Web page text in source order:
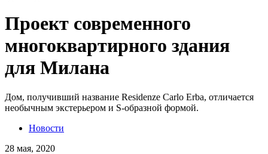
Проект современного
многоквартирного здания
для Милана
Дом, получивший название Residenze Carlo Erba, отличается
необычным экстерьером и S-образной формой.
Новости
28 мая, 2020